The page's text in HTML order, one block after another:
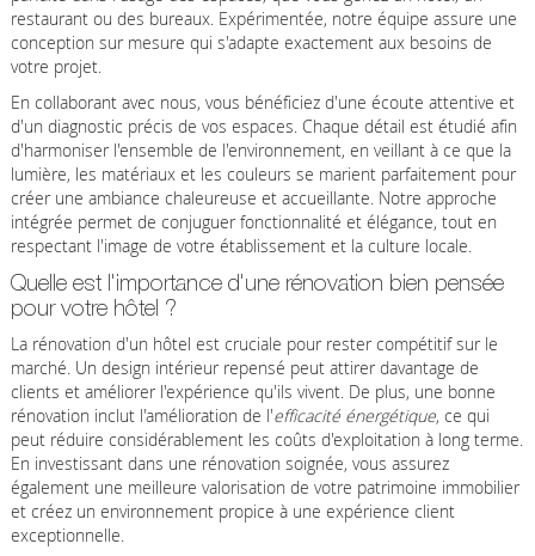
restaurant ou des bureaux. Expérimentée, notre équipe assure une
conception sur mesure qui s'adapte exactement aux besoins de
votre projet.
En collaborant avec nous, vous bénéficiez d'une écoute attentive et
d'un diagnostic précis de vos espaces. Chaque détail est étudié afin
d'harmoniser l'ensemble de l'environnement, en veillant à ce que la
lumière, les matériaux et les couleurs se marient parfaitement pour
créer une ambiance chaleureuse et accueillante. Notre approche
intégrée permet de conjuguer fonctionnalité et élégance, tout en
respectant l'image de votre établissement et la culture locale.
Quelle est l'importance d'une rénovation bien pensée
pour votre hôtel ?
La rénovation d'un hôtel est cruciale pour rester compétitif sur le
marché. Un design intérieur repensé peut attirer davantage de
clients et améliorer l'expérience qu'ils vivent. De plus, une bonne
rénovation inclut l'amélioration de l'efficacité énergétique, ce qui
peut réduire considérablement les coûts d'exploitation à long terme.
En investissant dans une rénovation soignée, vous assurez
également une meilleure valorisation de votre patrimoine immobilier
et créez un environnement propice à une expérience client
exceptionnelle.